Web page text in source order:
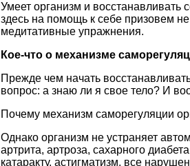
Умеет организм и
здесь на помощь к себе призовем
медитативные упражнения.
Кое-что о механизме
Прежде чем начать
вопрос: а знаю ли я свое тело? И
Почему механизм саморегуляции
Однако организм не устраняет
артрита, артроза, сахарного
катаракту, астигматизм, все